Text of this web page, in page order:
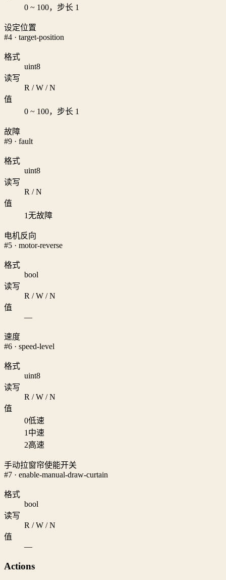
0 ~ 100，步长 1
设定位置
#4 · target-position
格式
uint8
读写
R / W / N
值
0 ~ 100，步长 1
故障
#9 · fault
格式
uint8
读写
R / N
值
1无故障
电机反向
#5 · motor-reverse
格式
bool
读写
R / W / N
值
—
速度
#6 · speed-level
格式
uint8
读写
R / W / N
值
0低速
1 中速
2高速
手动拉窗帘使能开关
#7 · enable-manual-draw-curtain
格式
bool
读写
R / W / N
值
—
Actions